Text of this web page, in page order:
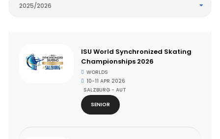
2025/2026
ISU World Synchronized Skating
Championships 2026
WORLDS
10-11 APR 2026
SALZBURG - AUT
SENIOR